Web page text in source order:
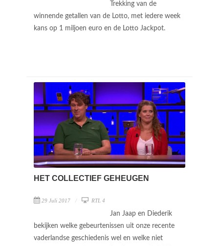
Trekking van de
winnende getallen van de Lotto, met iedere week
kans op 1 miljoen euro en de Lotto Jackpot.
HET COLLECTIEF GEHEUGEN
29 Juli 2017 RTL 4
Jan Jaap en Diederik
bekijken welke gebeurtenissen uit onze recente
vaderlandse geschiedenis wel en welke niet